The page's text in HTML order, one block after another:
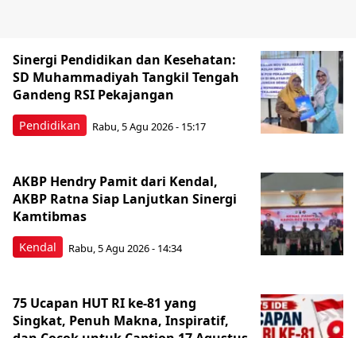
Pendidikan
Sinergi Pendidikan dan Kesehatan:
SD Muhammadiyah Tangkil Tengah
Gandeng RSI Pekajangan
Rabu, 5 Agu 2026 - 15:17
Kendal
AKBP Hendry Pamit dari Kendal,
AKBP Ratna Siap Lanjutkan Sinergi
Kamtibmas
Rabu, 5 Agu 2026 - 14:34
75 Ucapan HUT RI ke-81 yang
Singkat, Penuh Makna, Inspiratif,